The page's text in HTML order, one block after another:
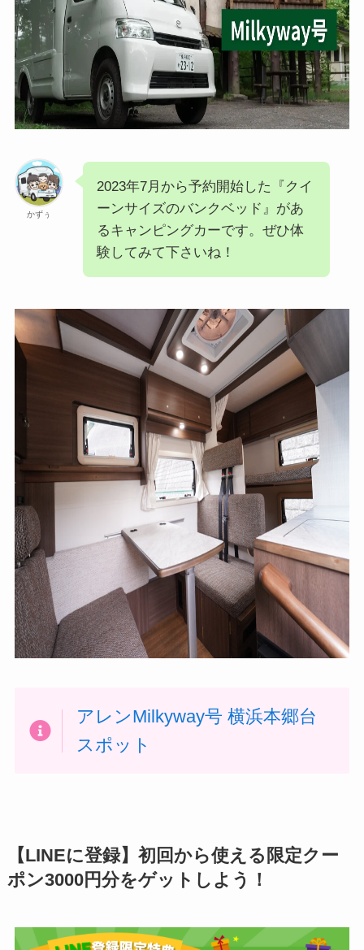
かずぅ
2023年7月から予約開始した『クイ
ーンサイズのバンクベッド』があ
るキャンピングカーです。ぜひ体
験してみて下さいね！
アレンMilkyway号 横浜本郷台
スポット
【LINEに登録】初回から使える限定クー
ポン3000円分をゲットしよう！